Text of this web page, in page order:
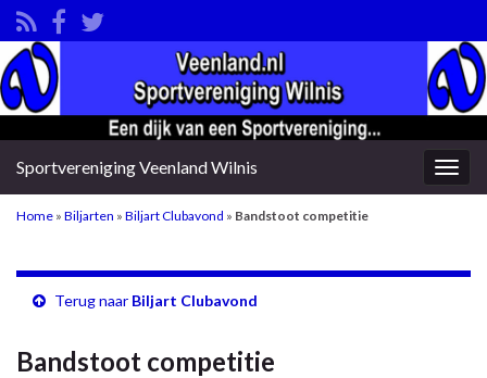
Sportvereniging Veenland Wilnis
Home » Biljarten » Biljart Clubavond » Bandstoot competitie
Terug naar Biljart Clubavond
Bandstoot competitie